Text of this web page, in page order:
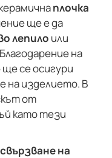
плочка
ще е да
лепило или
на
се осигури
на изделието. В
от
като тези
на